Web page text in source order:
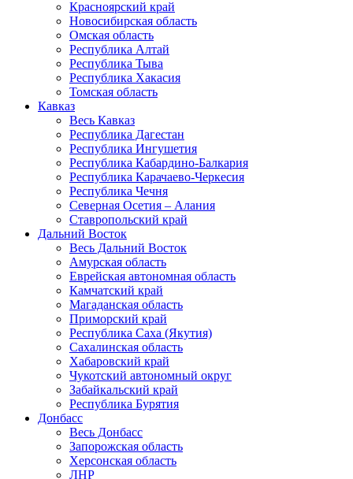
Красноярский край
Новосибирская область
Омская область
Республика Алтай
Республика Тыва
Республика Хакасия
Томская область
Кавказ
Весь Кавказ
Республика Дагестан
Республика Ингушетия
Республика Кабардино-Балкария
Республика Карачаево-Черкесия
Республика Чечня
Северная Осетия – Алания
Ставропольский край
Дальний Восток
Весь Дальний Восток
Амурская область
Еврейская автономная область
Камчатский край
Магаданская область
Приморский край
Республика Саха (Якутия)
Сахалинская область
Хабаровский край
Чукотский автономный округ
Забайкальский край
Республика Бурятия
Донбасс
Весь Донбасс
Запорожская область
Херсонская область
ЛНР